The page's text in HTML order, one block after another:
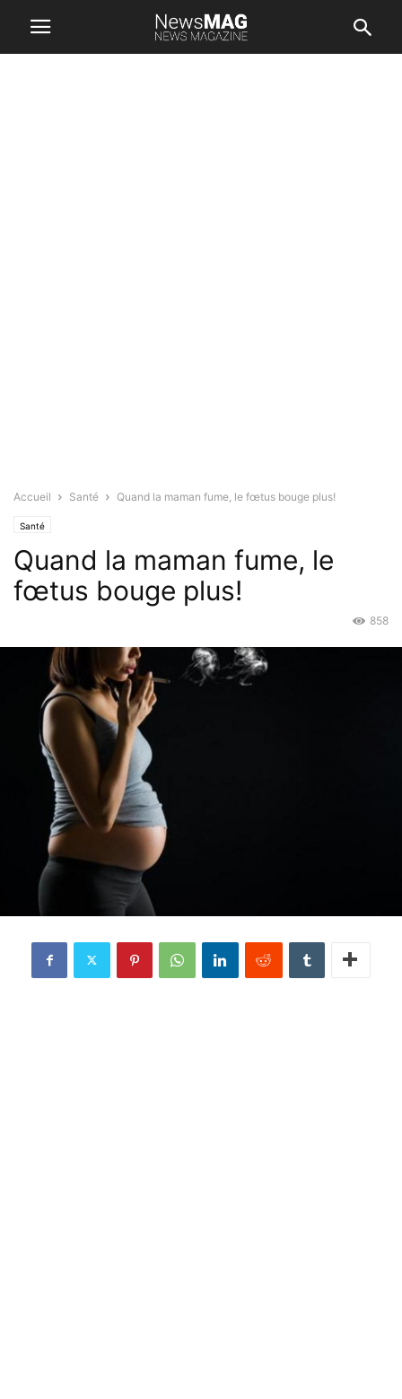
Accueil Santé Quand la maman fume, le fœtus bouge plus!
Santé
Quand la maman fume, le
fœtus bouge plus!
858